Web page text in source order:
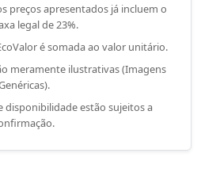
preços apresentados já incluem o
legal de 23%.
é somada ao valor unitário.
meramente ilustrativas (Imagens
disponibilidade estão sujeitos a